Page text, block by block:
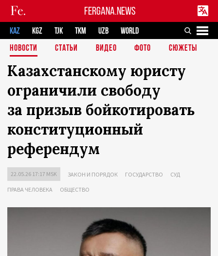
FERGANA.NEWS
KAZ KGZ TJK TKM UZB
WORLD
НОВОСТИ
СТАТЬИ ВИДЕО ФОТО СЮЖЕТЫ
Казахстанскому юристу
ограничили свободу
за призыв бойкотировать
конституционный
референдум
22.05.26 17:17 MSK ЗАКОН И ПОРЯДОК ГОСУДАРСТВО СУД
ПРАВА ЧЕЛОВЕКА ОБЩЕСТВО